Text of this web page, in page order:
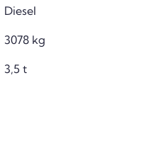
Diesel
3078 kg
3,5 t